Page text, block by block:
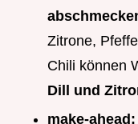
Zitrone,
Chili können
Dill und
make-ahead: